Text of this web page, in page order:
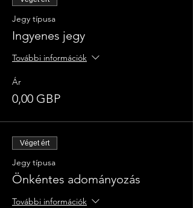
Jegy típusa
Ingyenes jegy
További információk
Ár
0,00 GBP
Véget ért
Jegy típusa
Önkéntes adományozás
További információk